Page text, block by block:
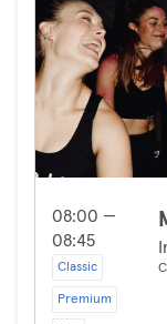
08:00 —
08:45
Classic
Premium